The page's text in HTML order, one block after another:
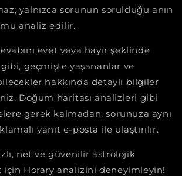
yalnızca sorunun sorulduğu anın
analiz edilir.
evet veya hayır şeklinde
geçmişte yaşananlar ve
hakkında detaylı bilgiler
Doğum haritası analizleri gibi
gerek kalmadan, sorunuza aynı
yanıt e-posta ile ulaştırılır.
net ve güvenilir astrolojik
için Horary analizini deneyimleyin!